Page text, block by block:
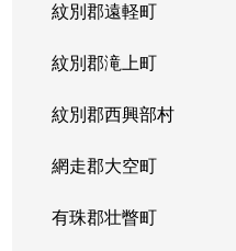
紋別郡遠軽町
紋別郡滝上町
紋別郡西興部村
網走郡大空町
有珠郡壮瞥町